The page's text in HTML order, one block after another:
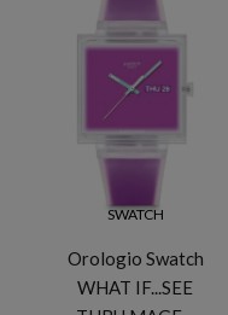
SWATCH
Orologio Swatch
WHAT IF...SEE